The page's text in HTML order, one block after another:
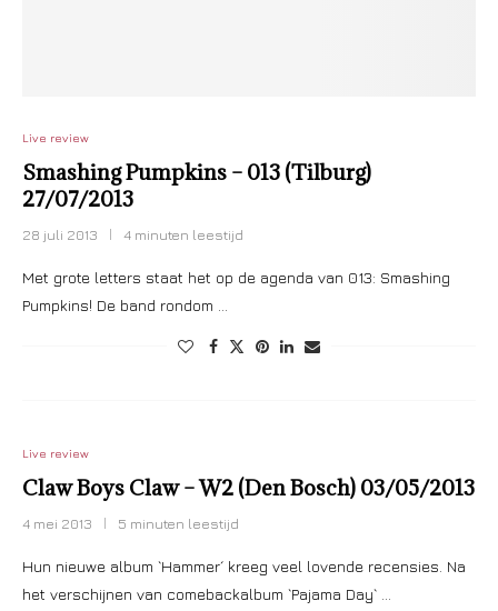
Live review
Smashing Pumpkins – 013 (Tilburg)
27/07/2013
28 juli 2013 4 minuten leestijd
Met grote letters staat het op de agenda van 013: Smashing
Pumpkins! De band rondom …
Live review
Claw Boys Claw – W2 (Den Bosch) 03/05/2013
4 mei 2013 5 minuten leestijd
Hun nieuwe album `Hammer´ kreeg veel lovende recensies. Na
het verschijnen van comebackalbum `Pajama Day` …